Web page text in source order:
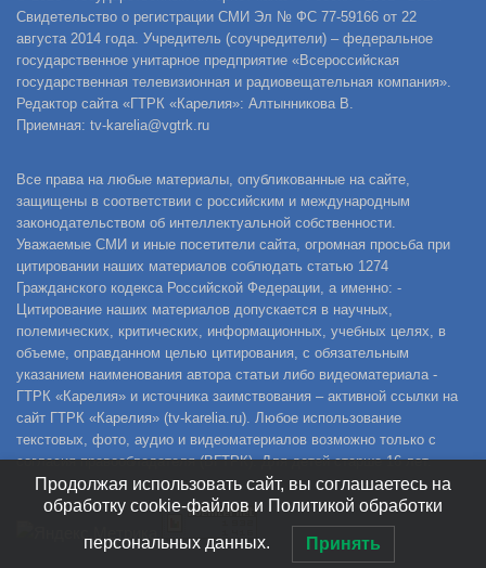
Свидетельство о регистрации СМИ Эл № ФС 77-59166 от 22
августа 2014 года. Учредитель (соучредители) – федеральное
государственное унитарное предприятие «Всероссийская
государственная телевизионная и радиовещательная компания».
Редактор сайта «ГТРК «Карелия»: Алтынникова В.
Приемная: tv-karelia@vgtrk.ru
Все права на любые материалы, опубликованные на сайте,
защищены в соответствии с российским и международным
законодательством об интеллектуальной собственности.
Уважаемые СМИ и иные посетители сайта, огромная просьба при
цитировании наших материалов соблюдать статью 1274
Гражданского кодекса Российской Федерации, а именно: -
Цитирование наших материалов допускается в научных,
полемических, критических, информационных, учебных целях, в
объеме, оправданном целью цитирования, с обязательным
указанием наименования автора статьи либо видеоматериала -
ГТРК «Карелия» и источника заимствования – активной ссылки на
сайт ГТРК «Карелия» (tv-karelia.ru). Любое использование
текстовых, фото, аудио и видеоматериалов возможно только с
согласия правообладателя (ВГТРК). Для детей старше 16 лет.
Продолжая использовать сайт, вы соглашаетесь на
обработку cookie-файлов и Политикой обработки
персональных данных. Принять